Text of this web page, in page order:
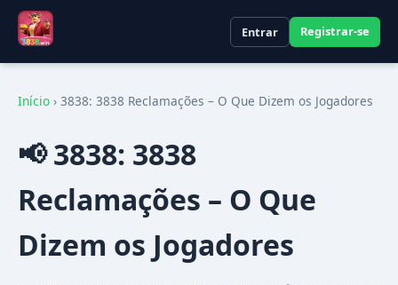
Entrar Registrar-se
Início › 3838: 3838 Reclamações – O Que Dizem os Jogadores
📢 3838: 3838
Reclamações – O Que
Dizem os Jogadores